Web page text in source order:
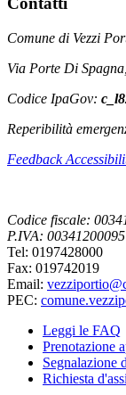
Comune di Vezzi
Via Porte Di
Codice IpaGov:
Reperibilità
Feedback
Codice fiscale:
P.IVA: 00341200095
Tel: 0197428000
Fax: 019742019
Email:
PEC:
Leggi le FAQ
Prenotazione
Segnalazione
Richiesta